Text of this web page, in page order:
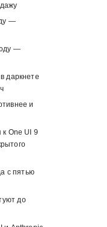
—
—
даркнете
и
One UI 9
с пятью
до